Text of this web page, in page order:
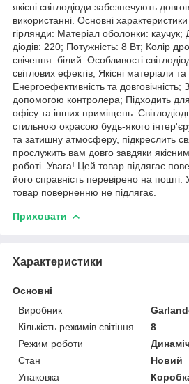
якісні світлодіоди забезпечують
використанні. Основні характеристики
гірлянди: Матеріал оболонки: каучук;
діодів: 220; Потужність: 8 Вт; Колір
свічення: білий. Особливості
світлових ефектів; Якісні матеріали та
Енергоефективність та
допомогою контролера; Підходить
офісу та інших приміщень.
стильною окрасою будь-якого
та затишну атмосферу, підкреслить
прослужить вам довго завдяки
роботі. Увага! Цей товар підлягає
його справність перевірено на пошті.
товар поверненню не підлягає.
Приховати
Характеристики
Основні
Виробник
Кількість режимів світіння
8
Режим роботи
Стан
Новий
Упаковка